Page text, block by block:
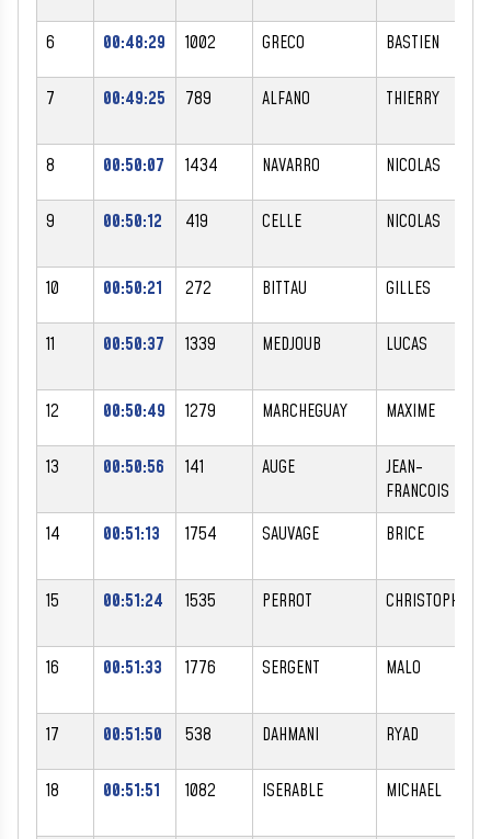
6 00:48:29 1002 GRECO BASTIEN
7 00:49:25 789 ALFANO THIERRY
8 00:50:07 1434 NAVARRO NICOLAS
9 00:50:12 419 CELLE NICOLAS
10 00:50:21 272 BITTAU GILLES
11 00:50:37 1339 MEDJOUB LUCAS
12 00:50:49 1279 MARCHEGUAY MAXIME
13 00:50:56 141 AUGE
JEAN-
FRANCOIS
14 00:51:13 1754 SAUVAGE BRICE
15 00:51:24 1535 PERROT CHRISTOPHE
16 00:51:33 1776 SERGENT MALO
17 00:51:50 538 DAHMANI RYAD
18 00:51:51 1082 ISERABLE MICHAEL